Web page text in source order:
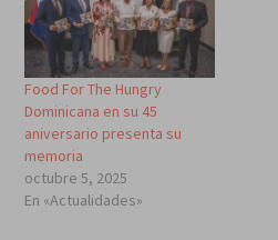
Food For The Hungry
Dominicana en su 45
aniversario presenta su
memoria
octubre 5, 2025
En «Actualidades»